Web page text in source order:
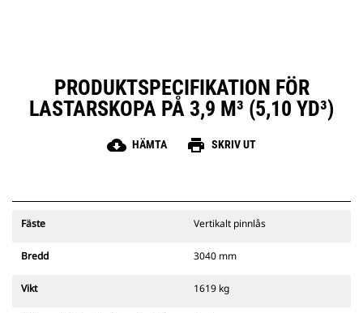
PRODUKTSPECIFIKATION FÖR
LASTARSKOPA PÅ 3,9 M³ (5,10 YD³)
cloud_download HÄMTA print SKRIV UT
Fäste Vertikalt pinnlås
Bredd 3040 mm
Vikt 1619 kg